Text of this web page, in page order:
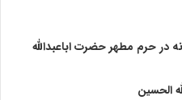
در حرم مطهر حضرت اباعبدالله
الحسین